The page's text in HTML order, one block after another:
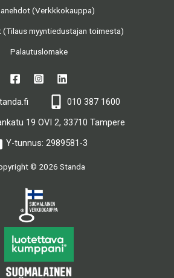
(Verkkkokauppa)
(Tilaus myyntiedustajan toimesta)
Palautuslomake
010 387 1600
19 OVI 2, 33710 Tampere
Y-tunnus: 2989581-3
© 2026 Standa